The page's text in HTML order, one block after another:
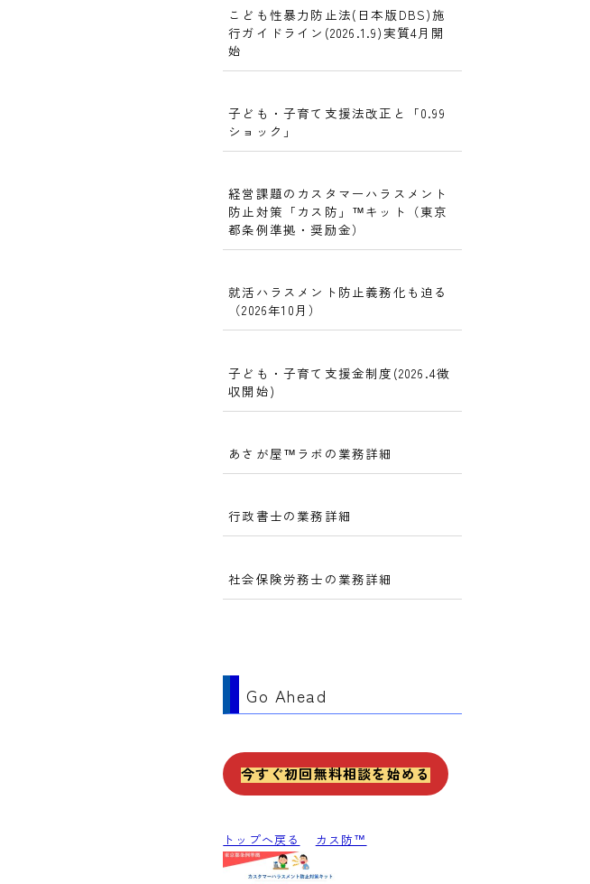
こども性暴力防止法(日本版DBS)施
行ガイドライン(2026.1.9)実質4月開
始
子ども・子育て支援法改正と「0.99
ショック」
経営課題のカスタマーハラスメント
防止対策「カス防」™キット（東京
都条例準拠・奨励金）
就活ハラスメント防止義務化も迫る
（2026年10月）
子ども・子育て支援金制度(2026.4徴
収開始)
あさが屋™ラボの業務詳細
行政書士の業務詳細
社会保険労務士の業務詳細
Go Ahead
今すぐ初回無料相談を始める
トップへ戻る カス防™